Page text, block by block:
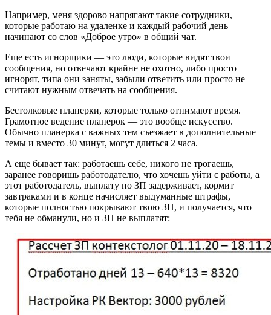
Например, меня здорово напрягают такие сотрудники,
которые работаю на удаленке и каждый рабочий день
начинают со слов «Доброе утро» в общий чат.
Еще есть игнорщики — это люди, которые видят твои
сообщения, но отвечают крайне не охотно, либо просто
игнорят, типа они заняты, забыли ответить или просто не
считают нужным отвечать на сообщения.
Бестолковые планерки, которые только отнимают время.
Грамотное ведение планерок — это вообще искусство.
Обычно планерка с важных тем съезжает в дополнительные
темы и вместо 30 минут, могут длиться 2 часа.
А еще бывает так: работаешь себе, никого не трогаешь,
заранее говоришь работодателю, что хочешь уйти с работы, а
этот работодатель, выплату по ЗП задерживает, кормит
завтраками и в конце начисляет выдуманные штрафы,
которые полностью покрывают твою ЗП, и получается, что
тебя не обманули, но и ЗП не выплатят: